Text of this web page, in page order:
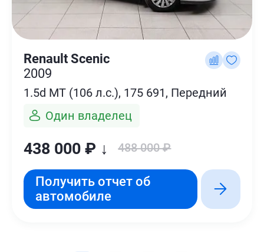
Renault Scenic
2009
1.5d MT (106 л.с.), 175 691, Передний
Один владелец
438 000 ₽ ↓ 488 000 ₽
Получить отчет об
автомобиле